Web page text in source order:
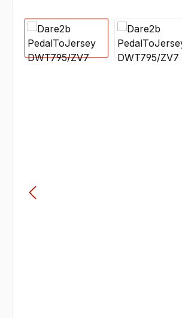
Bildergalerie überspringen